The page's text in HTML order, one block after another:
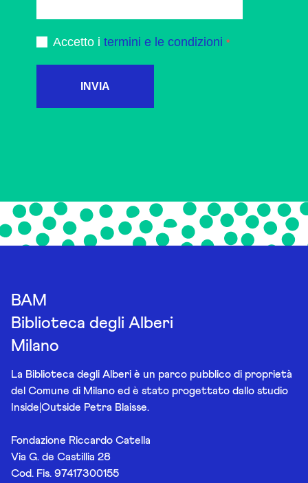
Accetto i termini e le condizioni
INVIA
BAM
Biblioteca degli Alberi
Milano
La Biblioteca degli Alberi è un parco pubblico di proprietà
del Comune di Milano ed è stato progettato dallo studio
Inside|Outside Petra Blaisse.
Fondazione Riccardo Catella
Via G. de Castillia 28
Cod. Fis. 97417300155